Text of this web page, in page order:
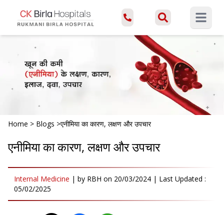
Open
Home > Blogs >एनीमिया का कारण, लक्षण और उपचार
एनीमिया का कारण, लक्षण और उपचार
Internal Medicine | by RBH on 20/03/2024 | Last Updated :
05/02/2025